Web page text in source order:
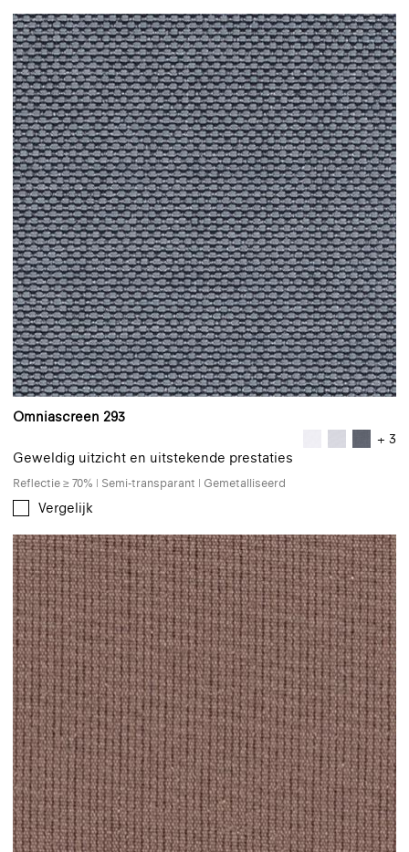
Omniascreen 293
+ 3
Geweldig uitzicht en uitstekende prestaties
Reflectie ≥ 70% | Semi-transparant | Gemetalliseerd
Vergelijk